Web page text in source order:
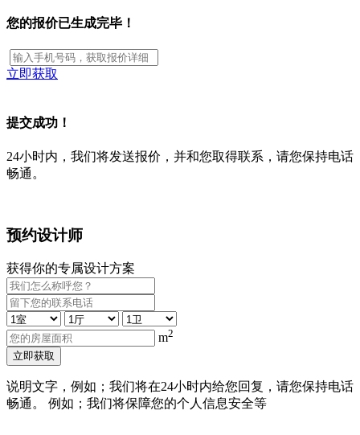
您的报价已生成完毕！
立即获取
提交成功！
24小时内，我们将发送报价，并和您取得联系，请您保持电话
畅通。
预约设计师
获得你的专属设计方案
m2
立即获取
说明文字，例如；我们将在24小时内给您回复，请您保持电话
畅通。 例如；我们将保障您的个人信息安全等